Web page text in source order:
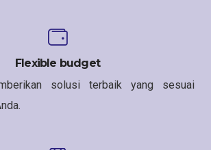
Flexible budget
solusi terbaik yang sesuai